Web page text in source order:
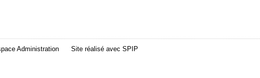
Administration Site réalisé avec SPIP